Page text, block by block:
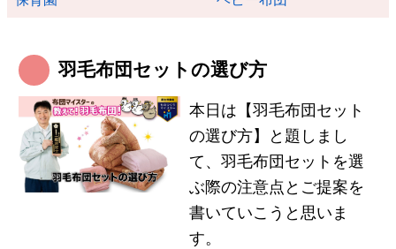
羽毛布団セットの選び方
本日は【羽毛布団セット
の選び方】と題しまし
て、羽毛布団セットを選
ぶ際の注意点とご提案を
書いていこうと思いま
す。